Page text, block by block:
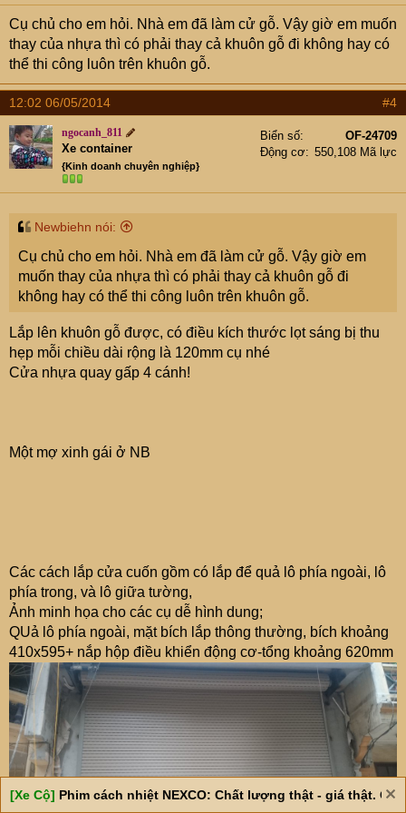
Cụ chủ cho em hỏi. Nhà em đã làm cử gỗ. Vậy giờ em muốn
thay của nhựa thì có phải thay cả khuôn gỗ đi không hay có
thể thi công luôn trên khuôn gỗ.
12:02 06/05/2014 #4
ngocanh_811
Xe container
{Kinh doanh chuyên nghiệp}
Biển số
OF-24709
Động cơ
550,108 Mã lực
Newbiehn nói:
Cụ chủ cho em hỏi. Nhà em đã làm cử gỗ. Vậy giờ em
muốn thay của nhựa thì có phải thay cả khuôn gỗ đi
không hay có thể thi công luôn trên khuôn gỗ.
Lắp lên khuôn gỗ được, có điều kích thước lọt sáng bị thu
hẹp mỗi chiều dài rộng là 120mm cụ nhé
Cửa nhựa quay gấp 4 cánh!
Một mợ xinh gái ở NB
Các cách lắp cửa cuốn gồm có lắp để quả lô phía ngoài, lô
phía trong, và lô giữa tường,
Ảnh minh họa cho các cụ dễ hình dung;
QUả lô phía ngoài, mặt bích lắp thông thường, bích khoảng
410x595+ nắp hộp điều khiển động cơ-tổng khoảng 620mm
[Xe Cộ] Phim cách nhiệt NEXCO: Chất lượng thật - giá thật. Giá